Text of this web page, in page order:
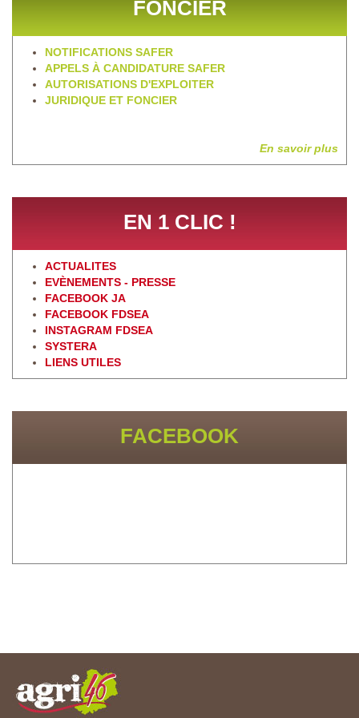
FONCIER
NOTIFICATIONS SAFER
APPELS À CANDIDATURE SAFER
AUTORISATIONS D'EXPLOITER
JURIDIQUE ET FONCIER
En savoir plus
EN 1 CLIC !
ACTUALITES
EVÈNEMENTS - PRESSE
FACEBOOK JA
FACEBOOK FDSEA
INSTAGRAM FDSEA
SYSTERA
LIENS UTILES
FACEBOOK